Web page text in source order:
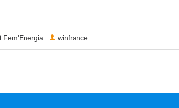
Fem'Energia winfrance